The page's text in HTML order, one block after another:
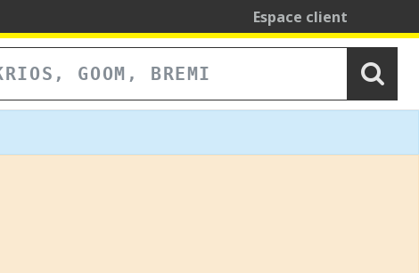
Espace client